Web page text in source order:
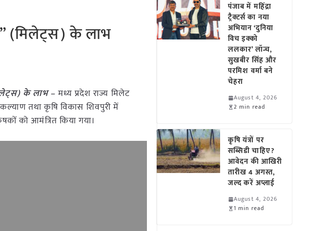
(मिलेट्स) के लाभ
के लाभ –मध्य प्रदेश राज्य मिलेट
तथा कृषि विकास शिवपुरी में
को आमंत्रित किया गया।
पंजाब में महिंद्रा
ट्रैक्टर्स का नया
अभियान ‘दुनिया
विच इक्को
ललकार’ लॉन्च,
सुखबीर सिंह और
परमिश वर्मा बने
चेहरा
August 4, 2026
2 min read
कृषि यंत्रों पर
सब्सिडी चाहिए?
आवेदन की आखिरी
तारीख 4 अगस्त,
जल्द करें अप्लाई
August 4, 2026
1 min read